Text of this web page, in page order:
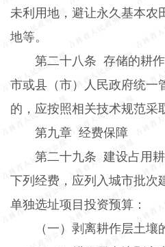
未利用地，避让永久基本农
地等。
第二十八条 存储的耕
市或县（市）人民政府统一
的，应按照相关技术规范采
第九章 经费保障
第二十九条 建设占用
下列经费，应列入城市批次
单独选址项目投资预算：
（一）剥离耕作层土壤